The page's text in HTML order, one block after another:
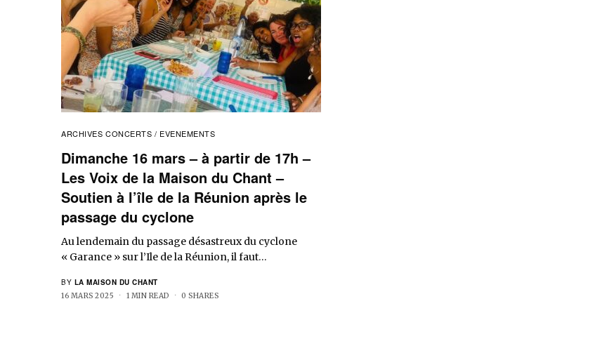
ARCHIVES CONCERTS / EVENEMENTS
Dimanche 16 mars – à partir de 17h –
Les Voix de la Maison du Chant –
Soutien à l’île de la Réunion après le
passage du cyclone
Au lendemain du passage désastreux du cyclone
« Garance » sur l’Ile de la Réunion, il faut…
BY LA MAISON DU CHANT
16 MARS 2025 1 MIN READ 0 SHARES